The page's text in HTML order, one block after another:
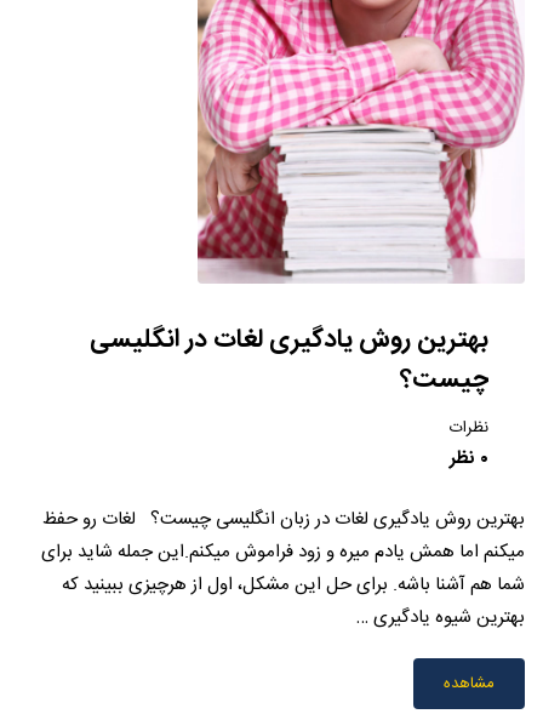
بهترین روش یادگیری لغات در انگلیسی
چیست؟
نظرات
۰ نظر
بهترین روش یادگیری لغات در زبان انگلیسی چیست؟ لغات رو حفظ
میکنم اما همش یادم میره و زود فراموش میکنم.این جمله شاید برای
شما هم آشنا باشه. برای حل این مشکل، اول از هرچیزی ببینید که
بهترین شیوه یادگیری …
مشاهده